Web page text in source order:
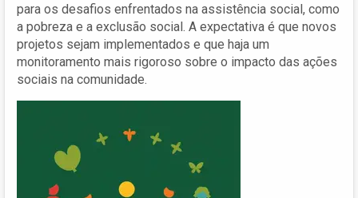
para os desafios enfrentados na assistência social, como
a pobreza e a exclusão social. A expectativa é que novos
projetos sejam implementados e que haja um
monitoramento mais rigoroso sobre o impacto das ações
sociais na comunidade.